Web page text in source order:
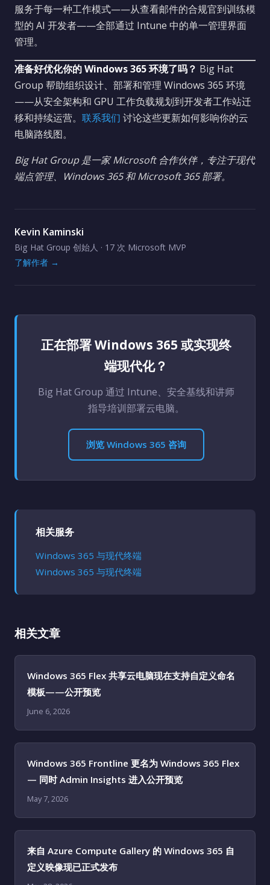
服务于每一种工作模式——从查看邮件的合规官到训练模
型的 AI 开发者——全部通过 Intune 中的单一管理界面
管理。
准备好优化你的 Windows 365 环境了吗？ Big Hat
Group 帮助组织设计、部署和管理 Windows 365 环境
——从安全架构和 GPU 工作负载规划到开发者工作站迁
移和持续运营。 联系我们 讨论这些更新如何影响你的云
电脑路线图。
Big Hat Group 是一家 Microsoft 合作伙伴，专注于现代
端点管理、Windows 365 和 Microsoft 365 部署。
Kevin Kaminski
Big Hat Group 创始人 · 17 次 Microsoft MVP
了解作者 →
正在部署 Windows 365 或实现终
端现代化？
Big Hat Group 通过 Intune、安全基线和讲师
指导培训部署云电脑。
浏览 Windows 365 咨询
相关服务
Windows 365 与现代终端
Windows 365 与现代终端
相关文章
Windows 365 Flex 共享云电脑现在支持自定义命名
模板——公开预览
June 6, 2026
Windows 365 Frontline 更名为 Windows 365 Flex
— 同时 Admin Insights 进入公开预览
May 7, 2026
来自 Azure Compute Gallery 的 Windows 365 自
定义映像现已正式发布